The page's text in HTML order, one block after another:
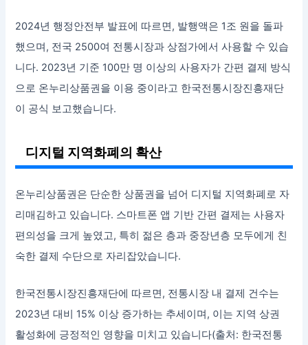
2024년 행정안전부 발표에 따르면, 발행액은 1조 원을 돌파
했으며, 전국 2500여 전통시장과 상점가에서 사용할 수 있습
니다. 2023년 기준 100만 명 이상의 사용자가 간편 결제 방식
으로 온누리상품권을 이용 중이라고 한국전통시장진흥재단
이 공식 보고했습니다.
디지털 지역화폐의 확산
온누리상품권은 단순한 상품권을 넘어 디지털 지역화폐로 자
리매김하고 있습니다. 스마트폰 앱 기반 간편 결제는 사용자
편의성을 크게 높였고, 특히 젊은 층과 중장년층 모두에게 친
숙한 결제 수단으로 자리잡았습니다.
한국전통시장진흥재단에 따르면, 전통시장 내 결제 건수는
2023년 대비 15% 이상 증가하는 추세이며, 이는 지역 상권
활성화에 긍정적인 영향을 미치고 있습니다(출처: 한국전통